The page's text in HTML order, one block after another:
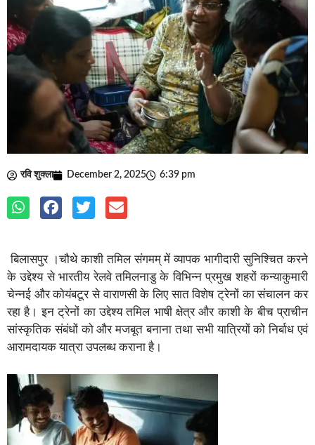
रवि शुक्ला December 2, 2025 6:39 pm
बिलासपुर ।चौथे काशी तमिल संगमम् में व्यापक भागीदारी सुनिश्चित करने
के उद्देश्य से भारतीय रेलवे तमिलनाडु के विभिन्न प्रमुख शहरों कन्याकुमारी
चेन्नई और कोयंबटूर से वाराणसी के लिए सात विशेष ट्रेनों का संचालन कर
रहा है। इन ट्रेनों का उद्देश्य तमिल भाषी क्षेत्र और काशी के बीच प्राचीन
सांस्कृतिक संबंधों को और मजबूत बनाना तथा सभी यात्रियों को निर्बाध एवं
आरामदायक यात्रा उपलब्ध कराना है।